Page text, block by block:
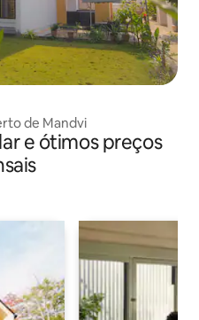
de Mandvi
e ótimos preços